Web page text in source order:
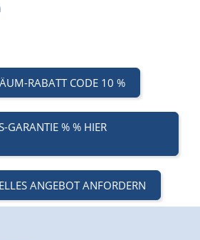
RABATT CODE 10 %
GARANTIE % % HIER
ANGEBOT ANFORDERN